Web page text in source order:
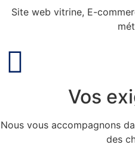
Site web vitrine, E-
Vos
Nous vous accompagnons
des